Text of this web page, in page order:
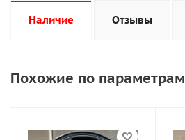
Наличие Отзывы
Похожие по параметрам